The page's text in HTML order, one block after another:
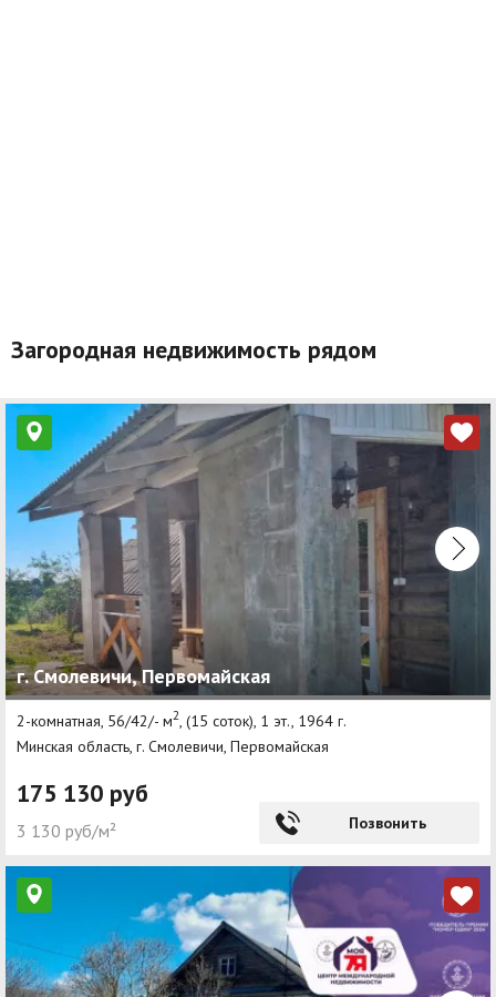
Загородная недвижимость рядом
г. Смолевичи, Первомайская
2-комнатная, 56/42/- м2 , (15 соток), 1 эт., 1964 г.
Минская область, г. Смолевичи, Первомайская
175 130 руб
3 130 руб/м² Позвонить